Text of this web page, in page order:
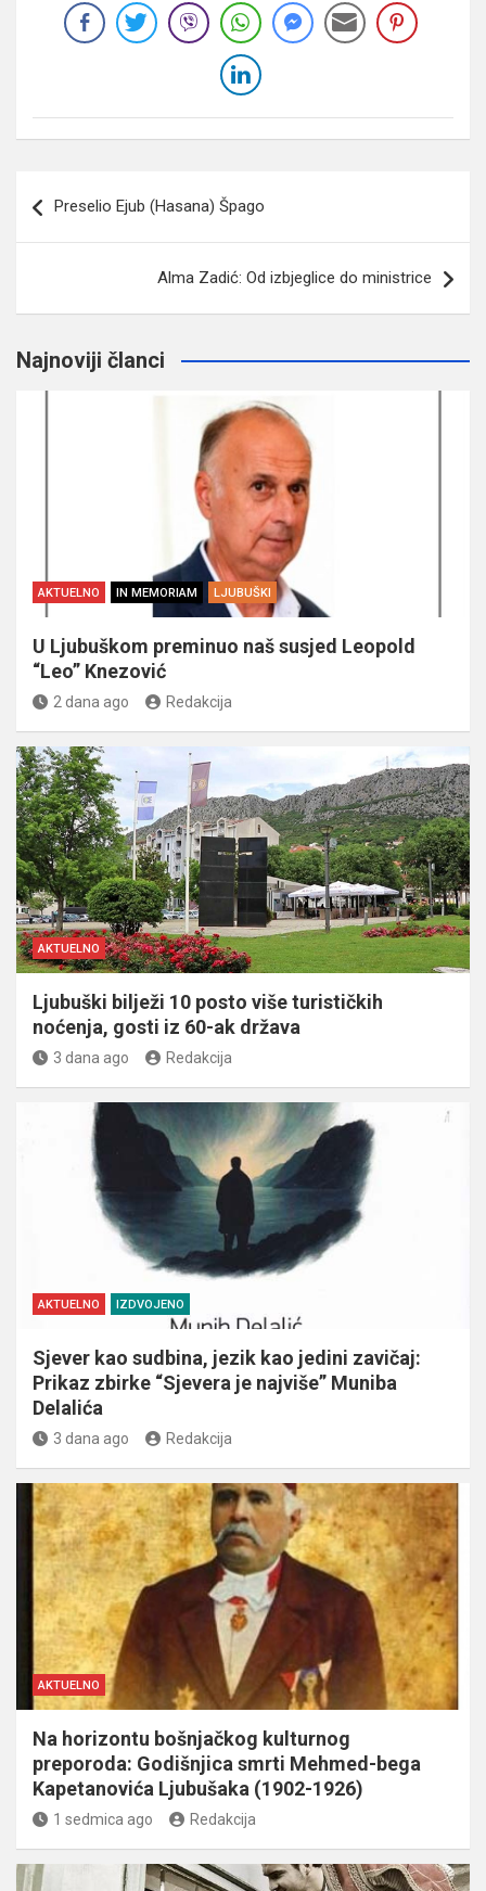
članaka
Preselio Ejub (Hasana) Špago
Alma Zadić: Od izbjeglice do ministrice
Najnoviji članci
AKTUELNO IN MEMORIAM LJUBUŠKI
U Ljubuškom preminuo naš susjed Leopold
“Leo” Knezović
2 dana ago Redakcija
AKTUELNO
Ljubuški bilježi 10 posto više turističkih
noćenja, gosti iz 60-ak država
3 dana ago Redakcija
AKTUELNO IZDVOJENO
Sjever kao sudbina, jezik kao jedini zavičaj:
Prikaz zbirke “Sjevera je najviše” Muniba
Delalića
3 dana ago Redakcija
AKTUELNO
Na horizontu bošnjačkog kulturnog
preporoda: Godišnjica smrti Mehmed-bega
Kapetanovića Ljubušaka (1902-1926)
1 sedmica ago Redakcija